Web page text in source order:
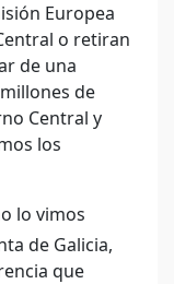
Europea
o retiran
de una
de
Central y
los
lo vimos
de Galicia,
que